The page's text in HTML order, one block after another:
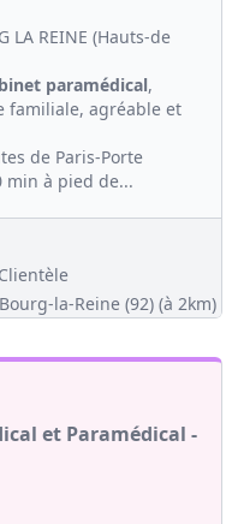
LA REINE (Hauts-de
paramédical,
familiale, agréable et
de Paris-Porte
min à pied de...
Bourg-la-Reine (92) (à 2km)
et Paramédical -